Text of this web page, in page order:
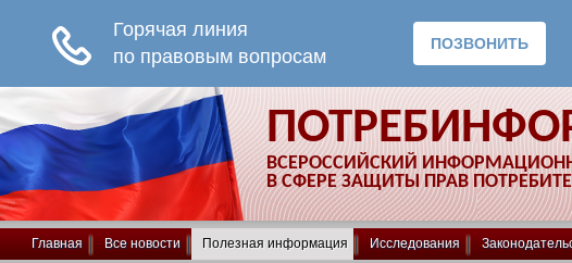
ВСЕРОССИЙСКИЙ
В СФЕРЕ ЗАЩИТЫ ПРАВ
Главная Все новости Полезная информация Исследования